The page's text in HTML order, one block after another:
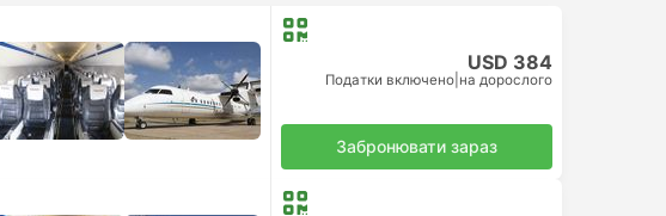
USD 384
Податки включено на дорослого
Забронювати зараз